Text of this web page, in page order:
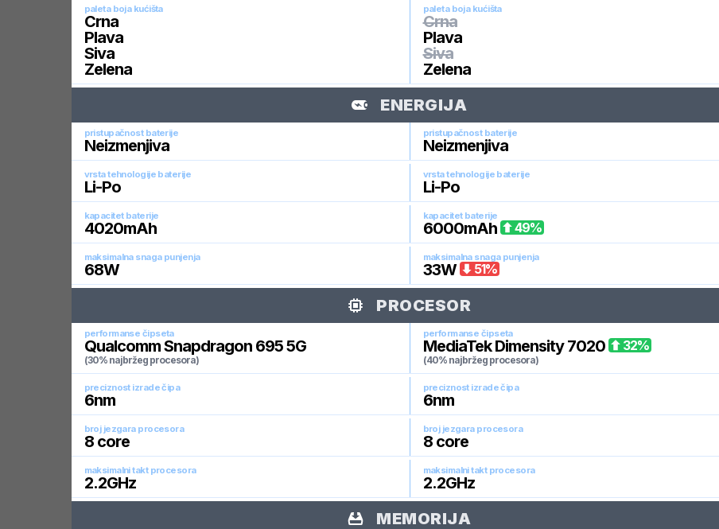
paleta boja kućišta
Crna
Plava
Siva
Zelena
paleta boja kućišta
Crna
Plava
Siva
Zelena
ENERGIJA
pristupačnost baterije
Neizmenjiva
pristupačnost baterije
Neizmenjiva
vrsta tehnologije baterije
Li-Po
vrsta tehnologije baterije
Li-Po
kapacitet baterije
4020mAh
kapacitet baterije
6000mAh 49%
maksimalna snaga punjenja
68W
maksimalna snaga punjenja
33W 51%
PROCESOR
performanse čipseta
Qualcomm Snapdragon 695 5G
(30% najbržeg procesora)
performanse čipseta
MediaTek Dimensity 7020
(40% najbržeg procesora)
32%
preciznost izrade čipa
6nm
preciznost izrade čipa
6nm
broj jezgara procesora
8core
broj jezgara procesora
8core
maksimalni takt procesora
2.2GHz
maksimalni takt procesora
2.2GHz
MEMORIJA